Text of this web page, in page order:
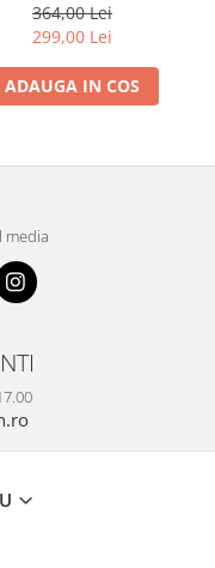
364,00 Lei
299,00 Lei
ADAUGA IN COS
media